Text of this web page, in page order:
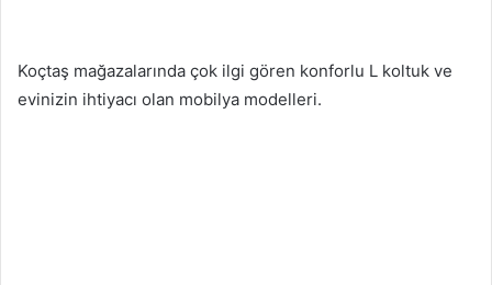
Koçtaş mağazalarında çok ilgi gören konforlu L koltuk ve
evinizin ihtiyacı olan mobilya modelleri.